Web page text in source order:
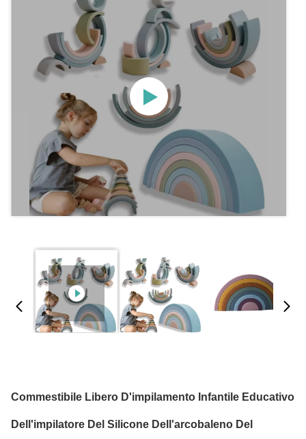
Commestibile Libero D'impilamento Infantile Educativo
Dell'impilatore Del Silicone Dell'arcobaleno Del